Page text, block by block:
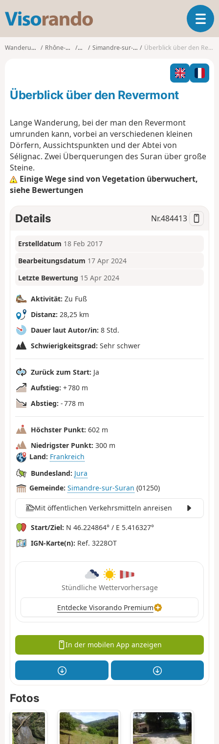
s
o
o
T
o
g
l
n
i
Wanderungen Rhône-Alpes Ain Simandre-sur-Suran Überblick über den Revermont
Überblick über den Revermont
Lange Wanderung, bei der man den Revermont
umrunden kann, vorbei an verschiedenen kleinen
Dörfern, Aussichtspunkten und der Abtei von
Sélignac. Zwei Überquerungen des Suran über große
Steine.
Einige Wege sind von Vegetation überwuchert,
siehe Bewertungen
Details Nr.484413
Erstelldatum 18 Feb 2017
Bearbeitungsdatum 17 Apr 2024
Letzte Bewertung 15 Apr 2024
Aktivität: Zu Fuß
Distanz: 28,25 km
Dauer laut Autor/in: 8 Std.
Schwierigkeitsgrad: Sehr schwer
Zurück zum Start: Ja
Aufstieg: + 780 m
Abstieg: - 778 m
Höchster Punkt: 602 m
Niedrigster Punkt: 300 m
Land: Frankreich
Bundesland: Jura
Gemeinde: Simandre-sur-Suran (01250)
Mit öffentlichen Verkehrsmitteln anreisen
Start/Ziel: N 46.224864° / E 5.416327°
IGN-Karte(n): Ref. 3228OT
Stündliche Wettervorhersage
Entdecke Visorando Premium
In der mobilen App anzeigen
Fotos